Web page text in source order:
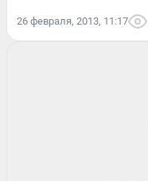
26 февраля, 2013, 11:17